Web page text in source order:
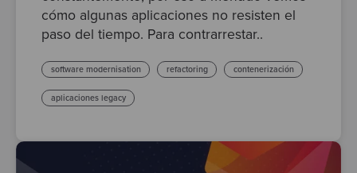
cómo algunas aplicaciones no resisten el
paso del tiempo. Para contrarrestar..
software modernisation refactoring contenerización
aplicaciones legacy